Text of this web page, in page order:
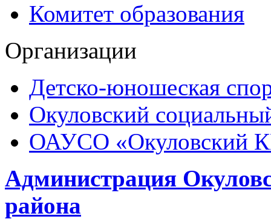
Комитет образования
Организации
Детско-юношеская
Окуловский
ОАУСО «Окуловский
Администрация
района